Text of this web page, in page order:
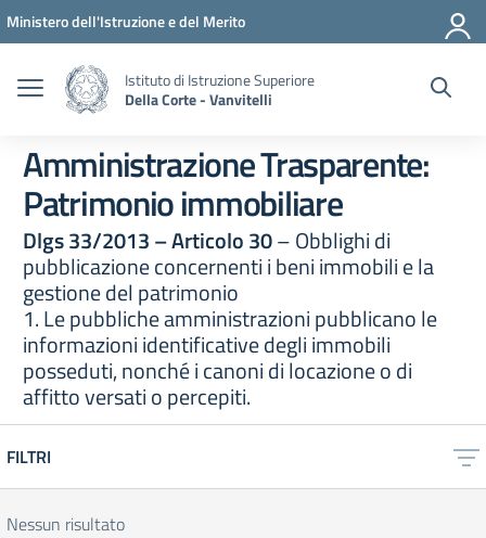
Vai ai contenuti
Vai al menu di navigazione
Vai al footer
Ministero dell'Istruzione e del Merito
Istituto di Istruzione Superiore
Della Corte - Vanvitelli
Amministrazione Trasparente:
Patrimonio immobiliare
Dlgs 33/2013 – Articolo 30– Obblighi di
pubblicazione concernenti i beni immobili e la
gestione del patrimonio
1. Le pubbliche amministrazioni pubblicano le
informazioni identificative degli immobili
posseduti, nonché i canoni di locazione o di
affitto versati o percepiti.
FILTRI
Nessun risultato